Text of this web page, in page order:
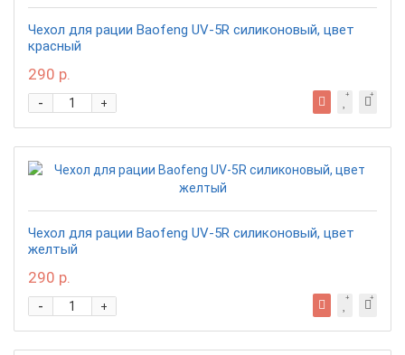
Чехол для рации Baofeng UV-5R силиконовый, цвет
красный
290 р.
+
-
Чехол для рации Baofeng UV-5R силиконовый, цвет
желтый
290 р.
+
-